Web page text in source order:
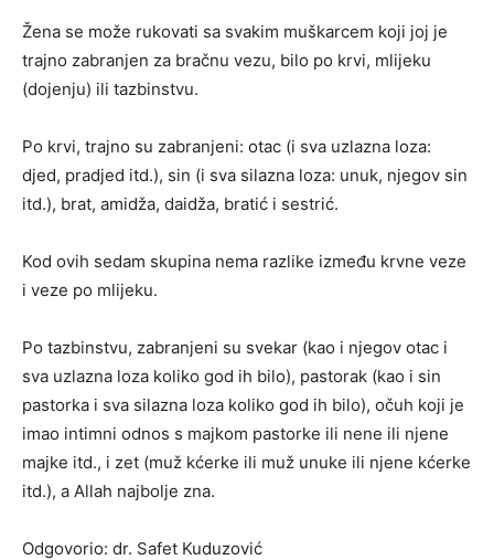
Žena se može rukovati sa svakim muškarcem koji joj je
trajno zabranjen za bračnu vezu, bilo po krvi, mlijeku
(dojenju) ili tazbinstvu.
Po krvi, trajno su zabranjeni: otac (i sva uzlazna loza:
djed, pradjed itd.), sin (i sva silazna loza: unuk, njegov sin
itd.), brat, amidža, daidža, bratić i sestrić.
Kod ovih sedam skupina nema razlike između krvne veze
i veze po mlijeku.
Po tazbinstvu, zabranjeni su svekar (kao i njegov otac i
sva uzlazna loza koliko god ih bilo), pastorak (kao i sin
pastorka i sva silazna loza koliko god ih bilo), očuh koji je
imao intimni odnos s majkom pastorke ili nene ili njene
majke itd., i zet (muž kćerke ili muž unuke ili njene kćerke
itd.), a Allah najbolje zna.
Odgovorio: dr. Safet Kuduzović